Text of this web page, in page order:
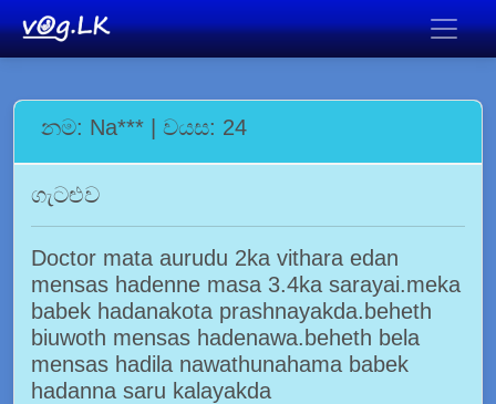
නම: Na*** | වයස: 24
ගැටළුව
Doctor mata aurudu 2ka vithara edan
mensas hadenne masa 3.4ka sarayai.meka
babek hadanakota prashnayakda.beheth
biuwoth mensas hadenawa.beheth bela
mensas hadila nawathunahama babek
hadanna saru kalayakda